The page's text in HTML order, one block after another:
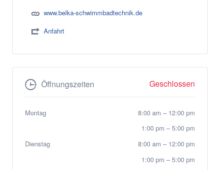
www.belka-schwimmbadtechnik.de
Anfahrt
Öffnungszeiten Geschlossen
Montag 8:00 am – 12:00 pm
1:00 pm –5:00 pm
Dienstag
8:00 am – 12:00 pm
1:00 pm –5:00 pm